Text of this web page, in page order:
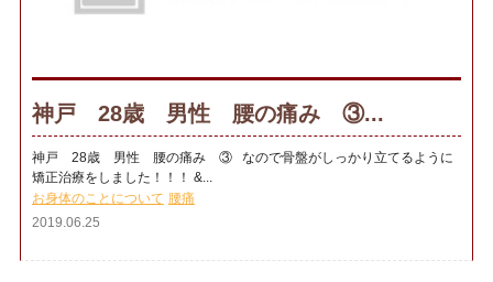
神戸 28歳 男性 腰の痛み ③...
神戸 28歳 男性 腰の痛み ③ なので骨盤がしっかり立てるように
矯正治療をしました！！！ &...
お身体のことについて 腰痛
2019.06.25